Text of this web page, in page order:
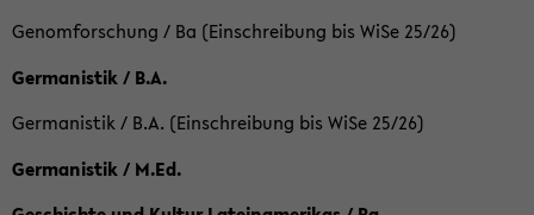
Genomforschung / Ba (Einschreibung bis WiSe 25/26)
Germanistik / B.A.
Germanistik / B.A. (Einschreibung bis WiSe 25/26)
Germanistik / M.Ed.